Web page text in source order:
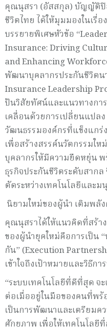
คุณนุสรา (อัสสกุล) บัญญัติ
ชีวิตไทย ได้ให้มุมมองในเรื่
บรรยายพิเศษหัวข้อ
Insurance: Driving
and Enhancing
พัฒนาบุคลากรประกันชีวิตน
Insurance Leadership
ปันวิสัยทัศน์และแนวทางกา
เคลื่อนด้วยการเปลี่ยนแปล
วัฒนธรรมองค์กรที่แข็งแกร่
เพื่อสร้างสรรค์นวัตกรรมใ
บุคลากรให้มีความยืดหยุ่น
ธุรกิจประกันชีวิตระดับสากล
ตัดระหว่างเทคโนโลยีและม
นิยามใหม่ของผู้นำ เติมพลั
คุณนุสราได้ให้แนวคิดที่สร้า
ของผู้นำยุคใหม่คือการเป็น
กัน” (Execution
เข้าใจถึงเป้าหมายและวิธีก
“ระบบเทคโนโลยีที่ดีที่สุด จ
ต่อเมื่ออยู่ในมือของคนที่พร้
เป็นการพัฒนาและเตรียมค
ศักยภาพ เพื่อให้เทคโนโลยี